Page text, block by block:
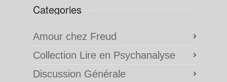
Categories
Amour chez Freud
Collection Lire en Psychanalyse
Discussion Générale